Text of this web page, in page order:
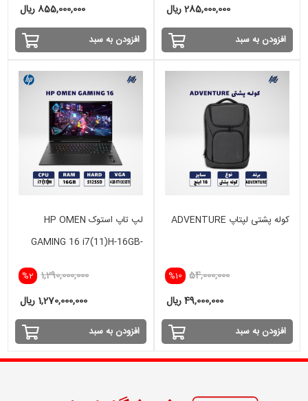
285,000,000 ریال
افزودن به سبد
855,000,000 ریال
افزودن به سبد
کوله پشتی لپتاپ ADVENTURE
%10 54,000,000
49,000,000 ریال
افزودن به سبد
لپ تاپ استوک HP OMEN
GAMING 16 i7(11)H-16GB-
%2 1,290,000,000
1,270,000,000 ریال
افزودن به سبد